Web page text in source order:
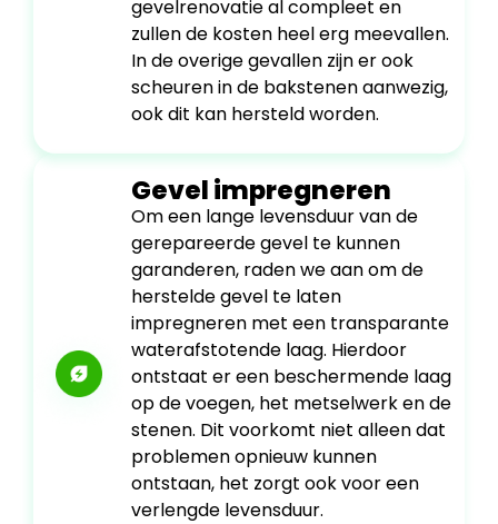
gevelrenovatie al compleet en
zullen de kosten heel erg meevallen.
In de overige gevallen zijn er ook
scheuren in de bakstenen aanwezig,
ook dit kan hersteld worden.
Gevel impregneren
Om een lange levensduur van de
gerepareerde gevel te kunnen
garanderen, raden we aan om de
herstelde gevel te laten
impregneren met een transparante
waterafstotende laag. Hierdoor
ontstaat er een beschermende laag
op de voegen, het metselwerk en de
stenen. Dit voorkomt niet alleen dat
problemen opnieuw kunnen
ontstaan, het zorgt ook voor een
verlengde levensduur.